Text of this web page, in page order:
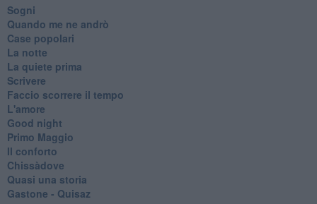
Sogni
Quando me ne andrò
Case popolari
La notte
La quiete prima
Scrivere
Faccio scorrere il tempo
L'amore
Good night
Primo Maggio
Il conforto
Chissàdove
Quasi una storia
Gastone - Quisaz